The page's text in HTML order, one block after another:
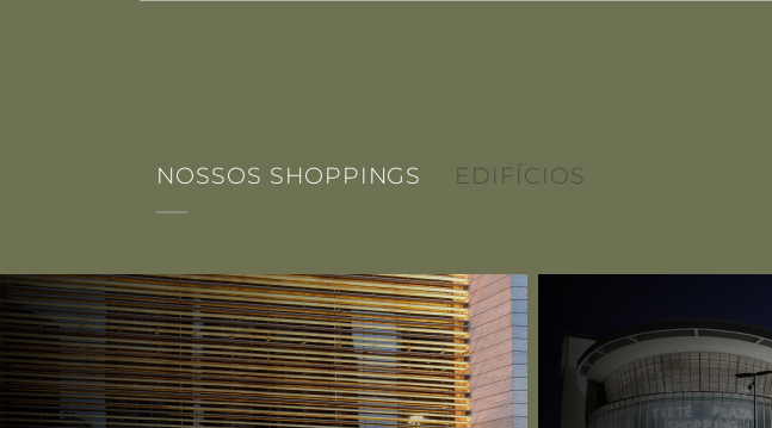
NOSSOS SHOPPINGS EDIFÍCIOS